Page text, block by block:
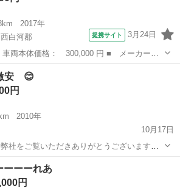
2017年
白河郡
提携サイト 3月24日
フレア ■ グレード名： ハイブリッド
スト 衝突被害軽減システム スマートキ
の他
安 😊
円
2010年
10月17日
社をご覧いただきありがとうございます！
✨ 東北3店舗目、オトロン最北端のお店とし
ンしました❤️‍🔥 全国で店舗展開をしている
東北
ーーーれあ
円